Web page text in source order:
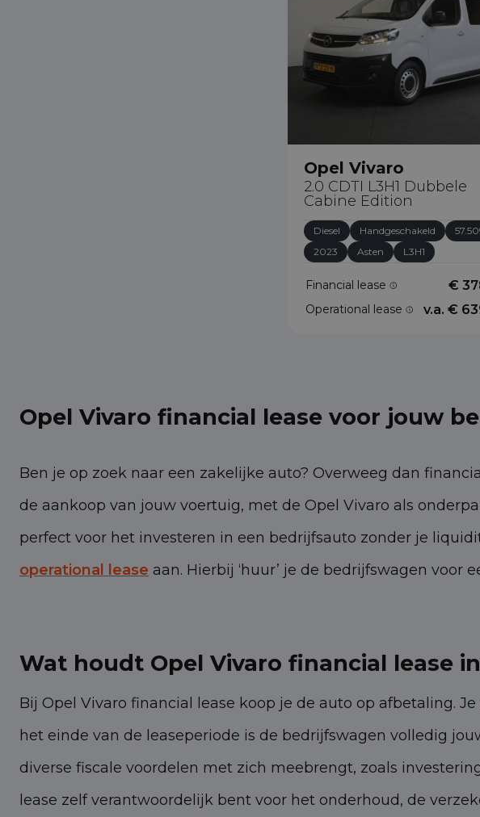
Opel Vivaro
2.0 CDTI L3H1 Dubbele
Cabine Edition
Diesel Handgeschakeld
2023
Asten L3H1
Financial lease €
Operational lease v.a. €
Opel Vivaro financial lease voor jouw
Ben je op zoek naar een zakelijke auto? Overweeg dan
de aankoop van jouw voertuig, met de Opel Vivaro als
perfect voor het investeren in een bedrijfsauto zonder je
operational lease aan. Hierbij ‘huur’ je de bedrijfswagen
Wat houdt Opel Vivaro financial lease
Bij Opel Vivaro financial lease koop je de auto op afbetaling.
het einde van de leaseperiode is de bedrijfswagen volledig
diverse fiscale voordelen met zich meebrengt, zoals
lease zelf verantwoordelijk bent voor het onderhoud, de